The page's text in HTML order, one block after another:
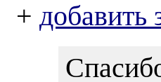
+ добавить